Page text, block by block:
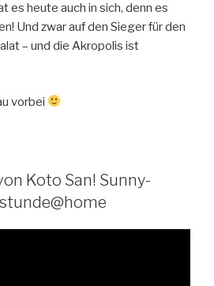
es heute auch in sich, denn es
Und zwar auf den Sieger für den
– und die Akropolis ist
vorbei
Koto San! Sunny-